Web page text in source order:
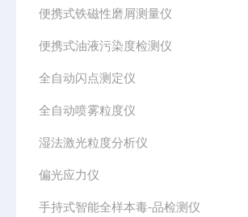
便携式铁磁性磨屑测量仪
便携式油液污染度检测仪
全自动闪点测定仪
全自动喷雾粒度仪
湿法激光粒度分析仪
偏光应力仪
手持式智能全样本毒-品检测仪